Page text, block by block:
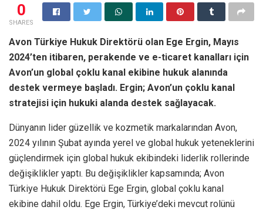
0
SHARES
Avon Türkiye Hukuk Direktörü olan Ege Ergin, Mayıs
2024’ten itibaren, perakende ve e-ticaret kanalları için
Avon’un global çoklu kanal ekibine hukuk alanında
destek vermeye başladı. Ergin; Avon’un çoklu kanal
stratejisi için hukuki alanda destek sağlayacak.
Dünyanın lider güzellik ve kozmetik markalarından Avon,
2024 yılının Şubat ayında yerel ve global hukuk yeteneklerini
güçlendirmek için global hukuk ekibindeki liderlik rollerinde
değişiklikler yaptı. Bu değişiklikler kapsamında; Avon
Türkiye Hukuk Direktörü Ege Ergin, global çoklu kanal
ekibine dahil oldu. Ege Ergin, Türkiye’deki mevcut rolünü